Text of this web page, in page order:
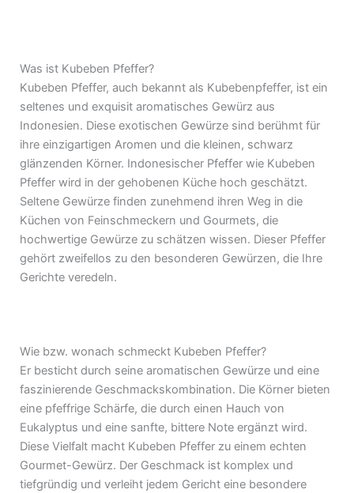
Was ist Kubeben Pfeffer?
Kubeben Pfeffer, auch bekannt als Kubebenpfeffer, ist ein
seltenes und exquisit aromatisches Gewürz aus
Indonesien. Diese exotischen Gewürze sind berühmt für
ihre einzigartigen Aromen und die kleinen, schwarz
glänzenden Körner. Indonesischer Pfeffer wie Kubeben
Pfeffer wird in der gehobenen Küche hoch geschätzt.
Seltene Gewürze finden zunehmend ihren Weg in die
Küchen von Feinschmeckern und Gourmets, die
hochwertige Gewürze zu schätzen wissen. Dieser Pfeffer
gehört zweifellos zu den besonderen Gewürzen, die Ihre
Gerichte veredeln.
Wie bzw. wonach schmeckt Kubeben Pfeffer?
Er besticht durch seine aromatischen Gewürze und eine
faszinierende Geschmackskombination. Die Körner bieten
eine pfeffrige Schärfe, die durch einen Hauch von
Eukalyptus und eine sanfte, bittere Note ergänzt wird.
Diese Vielfalt macht Kubeben Pfeffer zu einem echten
Gourmet-Gewürz. Der Geschmack ist komplex und
tiefgründig und verleiht jedem Gericht eine besondere